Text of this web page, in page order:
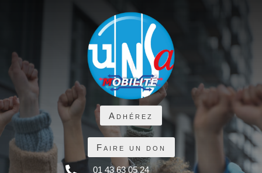
Adhérez
Faire un don
01 43 63 05 24